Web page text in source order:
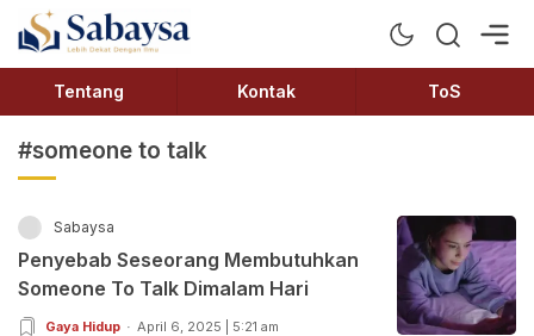
Sabaysa
Lebih Dekat Dengan Ilmu
Tentang Kontak ToS
#someone to talk
Sabaysa
Penyebab Seseorang Membutuhkan
Someone To Talk Dimalam Hari
Gaya Hidup April 6, 2025 | 5:21 am